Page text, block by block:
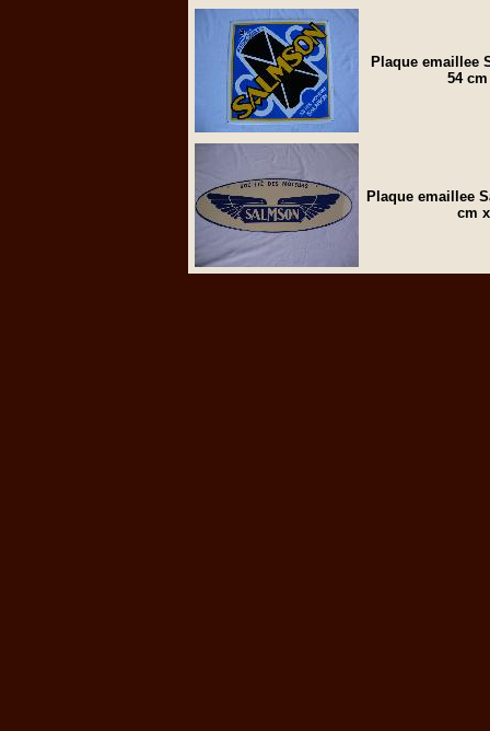
Plaque emaillee
54
Plaque emaillee
cm